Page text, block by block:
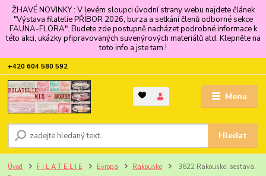
ŽHAVÉ NOVINKY : V levém sloupci úvodní strany webu najdete článek
"Výstava filatelie PŘÍBOR 2026, burza a setkání členů odborné sekce
FAUNA-FLORA". Budete zde postupně nacházet podrobné informace k
této akci, ukázky připravovaných suvenýrových materiálů atd. Klepněte na
toto info a jste tam !
Menu
Hledat
+420 604 580 592
Úvod F I L A T E L I E Evropa Rakousko
3622 Rakousko, sestava,